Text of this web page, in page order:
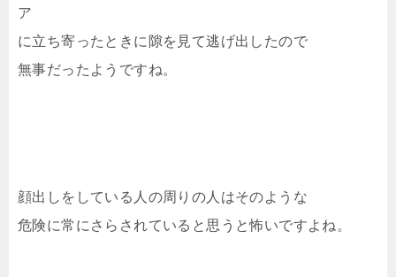
ア
に立ち寄ったときに隙を見て逃げ出したので
無事だったようですね。
顔出しをしている人の周りの人はそのような
危険に常にさらされていると思うと怖いですよね。